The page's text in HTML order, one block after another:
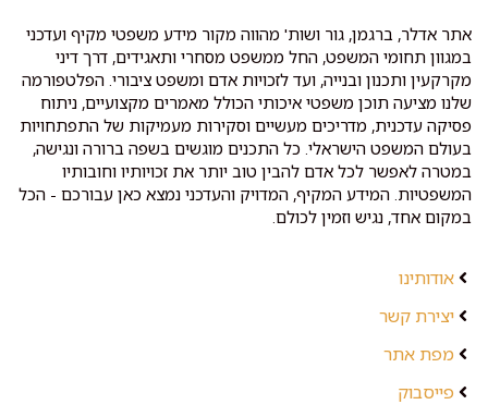
אתר אדלר, ברגמן, גור ושות' מהווה מקור מידע משפטי מקיף ועדכני
במגוון תחומי המשפט, החל ממשפט מסחרי ותאגידים, דרך דיני
מקרקעין ותכנון ובנייה, ועד לזכויות אדם ומשפט ציבורי. הפלטפורמה
שלנו מציעה תוכן משפטי איכותי הכולל מאמרים מקצועיים, ניתוח
פסיקה עדכנית, מדריכים מעשיים וסקירות מעמיקות של התפתחויות
בעולם המשפט הישראלי. כל התכנים מוגשים בשפה ברורה ונגישה,
במטרה לאפשר לכל אדם להבין טוב יותר את זכויותיו וחובותיו
המשפטיות. המידע המקיף, המדויק והעדכני נמצא כאן עבורכם - הכל
במקום אחד, נגיש וזמין לכולם.
אודותינו
יצירת קשר
מפת אתר
פייסבוק